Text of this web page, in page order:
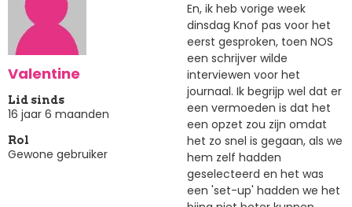
Valentine
Lid sinds
16 jaar 6 maanden
Rol
Gewone gebruiker
En, ik heb vorige week
dinsdag Knof pas voor het
eerst gesproken, toen NOS
een schrijver wilde
interviewen voor het
journaal. Ik begrijp wel dat er
een vermoeden is dat het
een opzet zou zijn omdat
het zo snel is gegaan, als we
hem zelf hadden
geselecteerd en het was
een 'set-up' hadden we het